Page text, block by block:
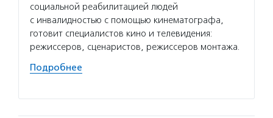
социальной реабилитацией людей
с инвалидностью с помощью кинематографа,
готовит специалистов кино и телевидения:
режиссеров, сценаристов, режиссеров монтажа.
Подробнее